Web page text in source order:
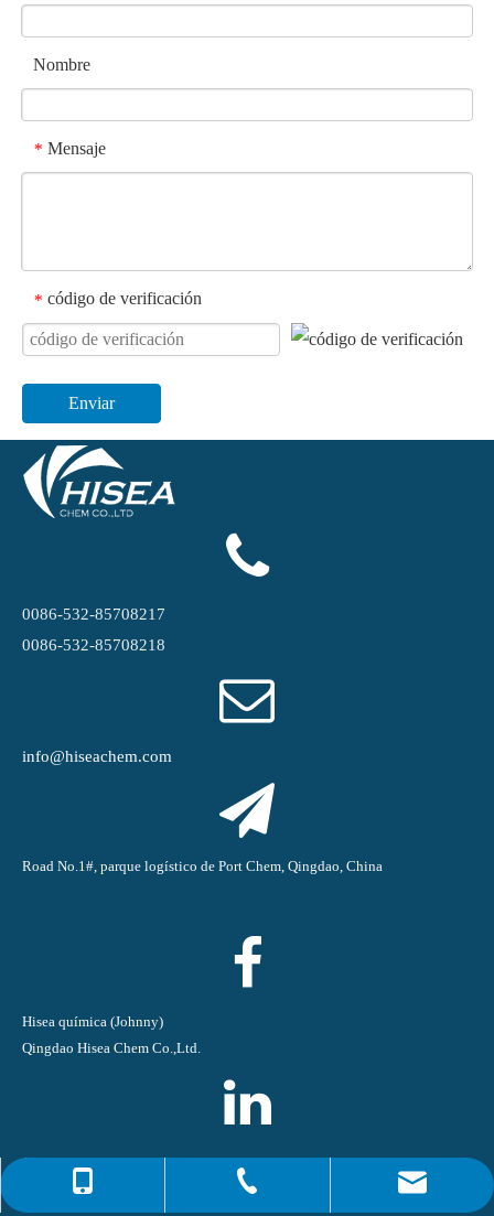
0086-532-85708217
0086-4008266163-82717
info@hiseachem.com
Nombre
* Mensaje
* código de verificación
Enviar
0086-532-85708217
0086-532-85708218
info@hiseachem.com
Road No.1#, parque logístico de Port Chem, Qingdao, China
Hisea química (Johnny)
Qingdao Hisea Chem Co.,Ltd.
Qingdao Hisea Chem Co., Ltd